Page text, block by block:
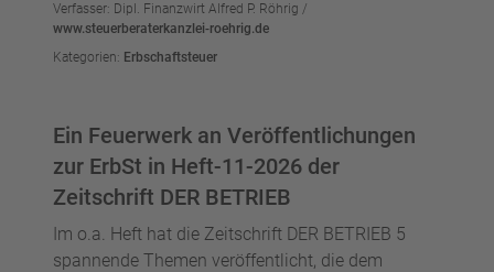
Verfasser: Dipl. Finanzwirt Alfred P. Röhrig /
www.steuerberaterkanzlei-roehrig.de
Kategorien: Erbschaftsteuer
Ein Feuerwerk an Veröffentlichungen
zur ErbSt in Heft-11-2026 der
Zeitschrift DER BETRIEB
Im o.a. Heft hat die Zeitschrift DER BETRIEB 5
spannende Themen veröffentlicht, die dem